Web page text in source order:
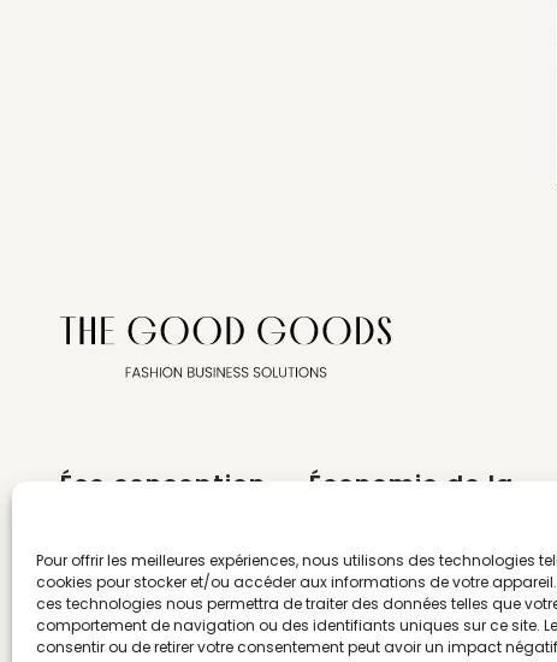
Pour offrir les meilleures expériences, nous utilisons des technologies
cookies pour stocker et/ou accéder aux informations de votre
ces technologies nous permettra de traiter des données telles que
comportement de navigation ou des identifiants uniques sur ce site.
consentir ou de retirer votre consentement peut avoir un impact
Éco conception
SUPPLY CHAIN /
TRAÇABILITÉ
TEXTILE & TRIMS
Économie de la
CIRCULARITÉ / SERVICES
DATA
CONSOMMATEUR·ICE·S